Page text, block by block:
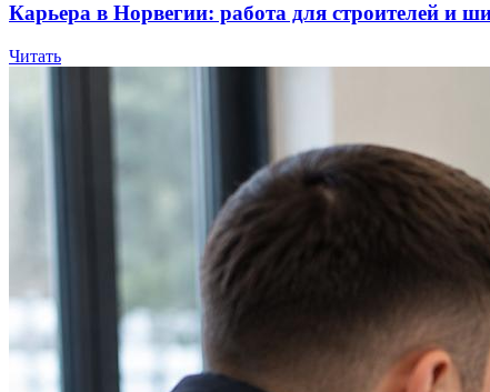
Карьера в Норвегии: работа для строителей и
Читать